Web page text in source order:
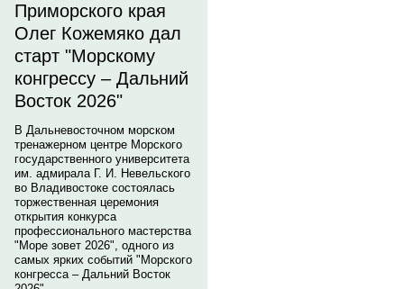
Приморского края
Олег Кожемяко дал
старт "Морскому
конгрессу – Дальний
Восток 2026"
В Дальневосточном морском
тренажерном центре Морского
государственного университета
им. адмирала Г. И. Невельского
во Владивостоке состоялась
торжественная церемония
открытия конкурса
профессионального мастерства
"Море зовет 2026", одного из
самых ярких событий "Морского
конгресса – Дальний Восток